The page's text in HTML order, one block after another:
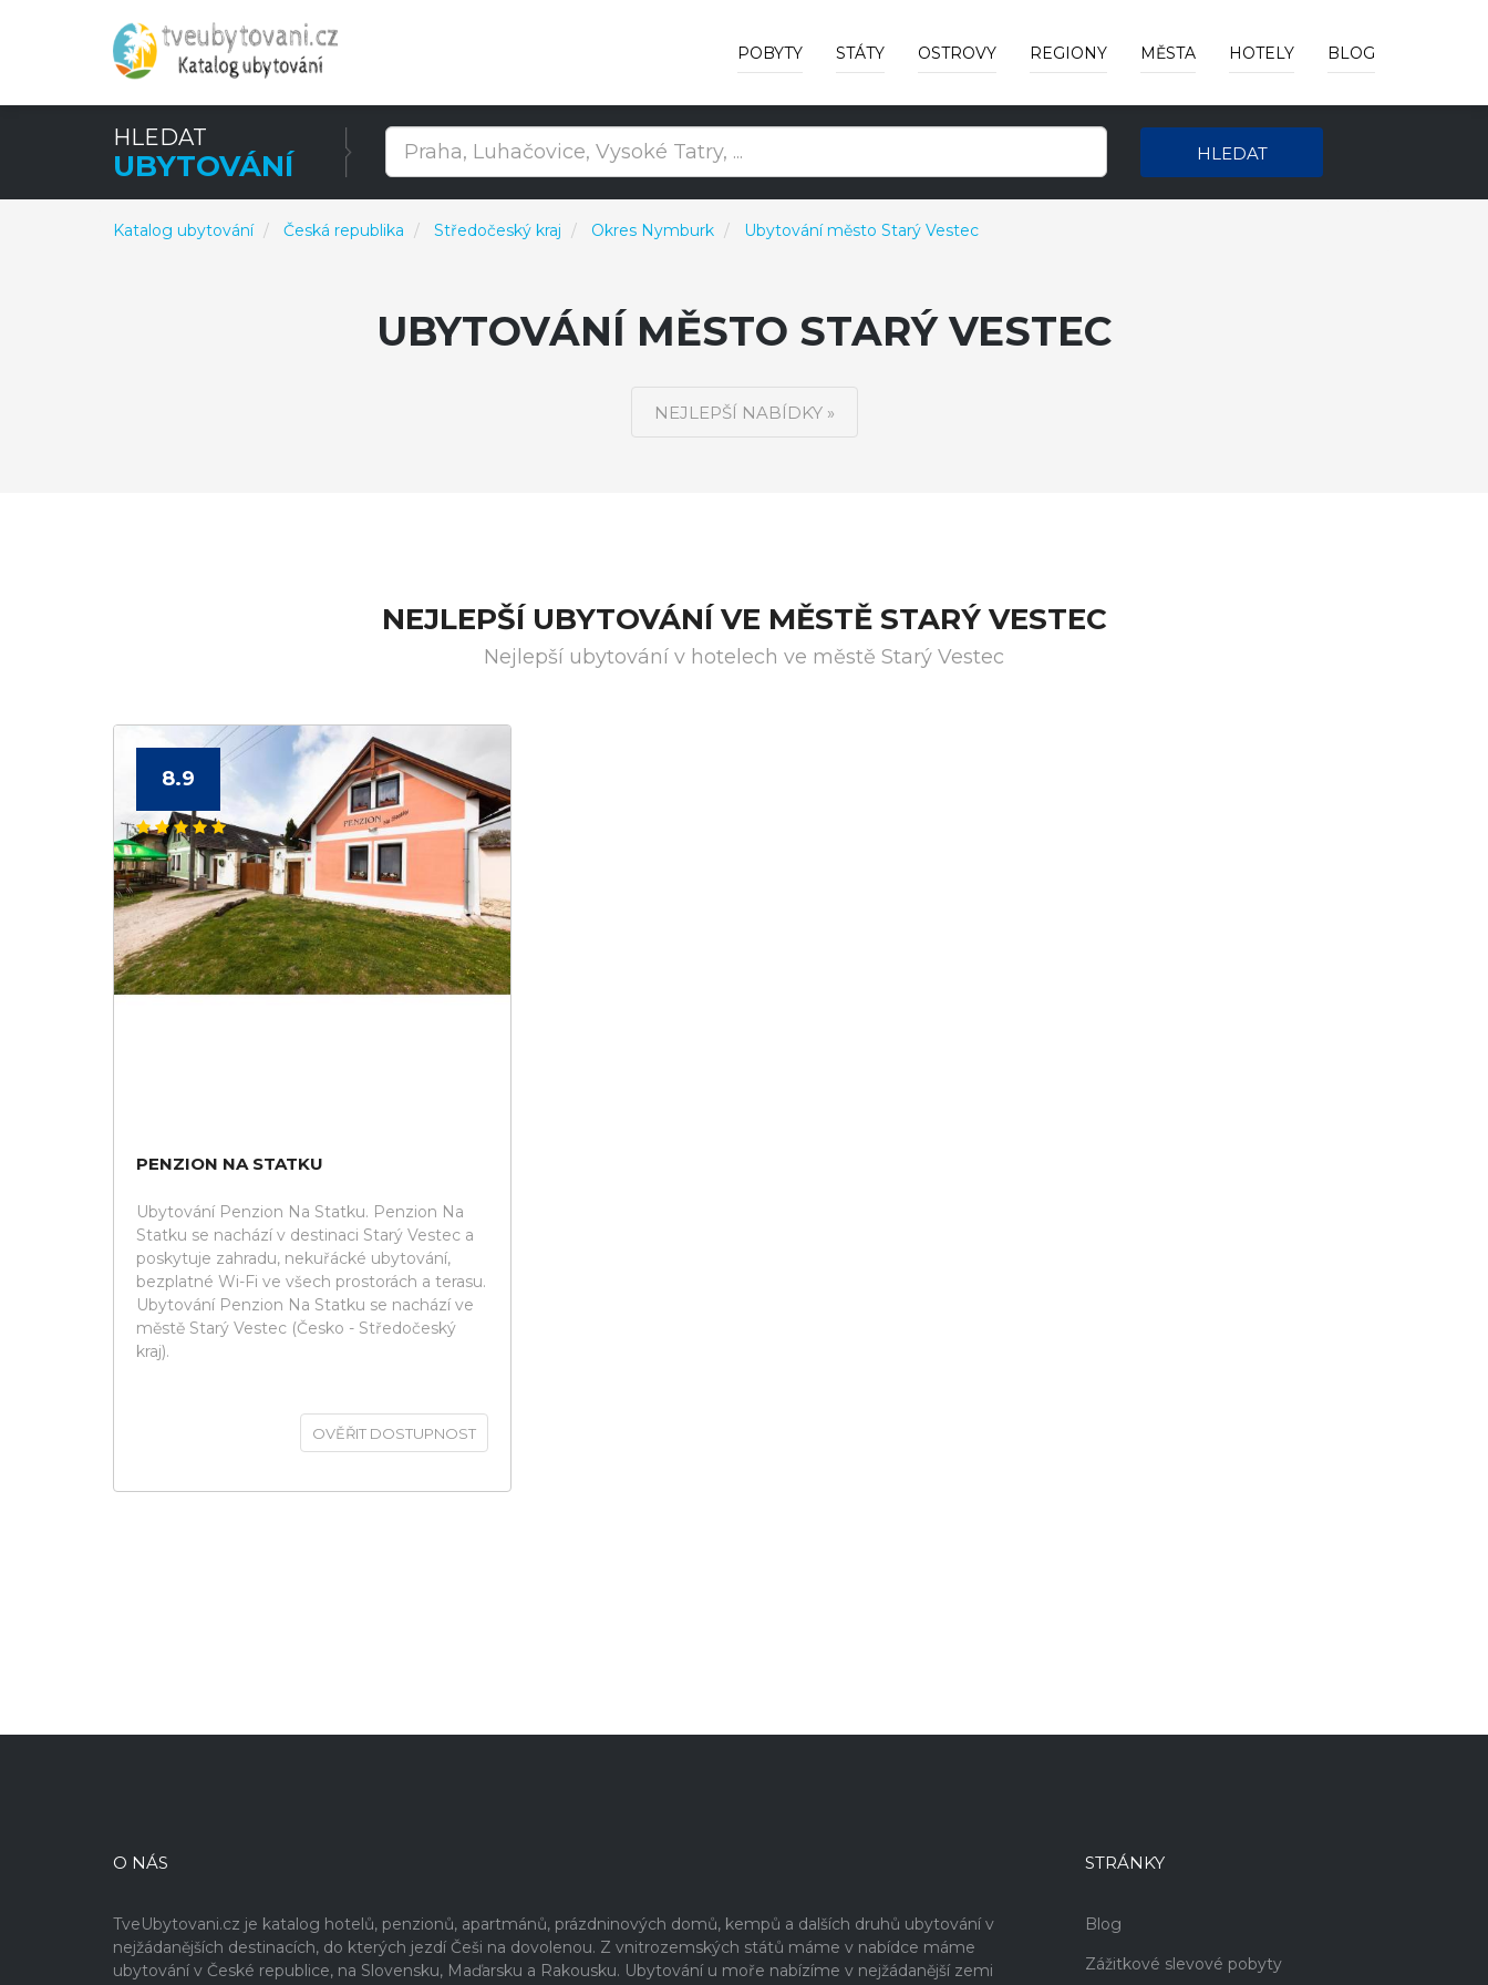
POBYTY STÁTY OSTROVY REGIONY MĚSTA HOTELY BLOG
HLEDAT
UBYTOVÁNÍ HLEDAT
Katalog ubytování Česká republika Středočeský kraj Okres Nymburk Ubytování město Starý Vestec
UBYTOVÁNÍ MĚSTO STARÝ VESTEC
NEJLEPŠÍ NABÍDKY »
NEJLEPŠÍ UBYTOVÁNÍ VE MĚSTĚ STARÝ VESTEC
Nejlepší ubytování v hotelech ve městě Starý Vestec
8.9
PENZION NA STATKU
Ubytování Penzion Na Statku. Penzion Na
Statku se nachází v destinaci Starý Vestec a
poskytuje zahradu, nekuřácké ubytování,
bezplatné Wi-Fi ve všech prostorách a terasu.
Ubytování Penzion Na Statku se nachází ve
městě Starý Vestec (Česko - Středočeský
kraj).
OVĚŘIT DOSTUPNOST
O NÁS
TveUbytovani.cz je katalog hotelů, penzionů, apartmánů, prázdninových domů, kempů a dalších druhů ubytování v
nejžádanějších destinacích, do kterých jezdí Češi na dovolenou. Z vnitrozemských států máme v nabídce máme
ubytování v České republice, na Slovensku, Maďarsku a Rakousku. Ubytování u moře nabízíme v nejžádanější zemi
STRÁNKY
Blog
Zážitkové slevové pobyty